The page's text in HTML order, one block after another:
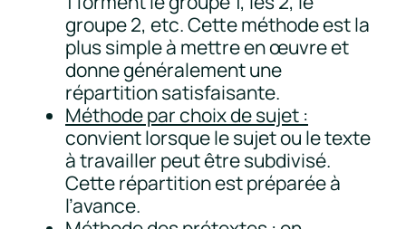
groupe 2, etc. Cette méthode est la
plus simple à mettre en œuvre et
donne généralement une
répartition satisfaisante.
Méthode par choix de sujet :
convient lorsque le sujet ou le texte
à travailler peut être subdivisé.
Cette répartition est préparée à
l’avance.